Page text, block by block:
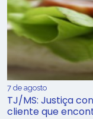
7 de agosto
TJ/MS: Justiça
cliente que